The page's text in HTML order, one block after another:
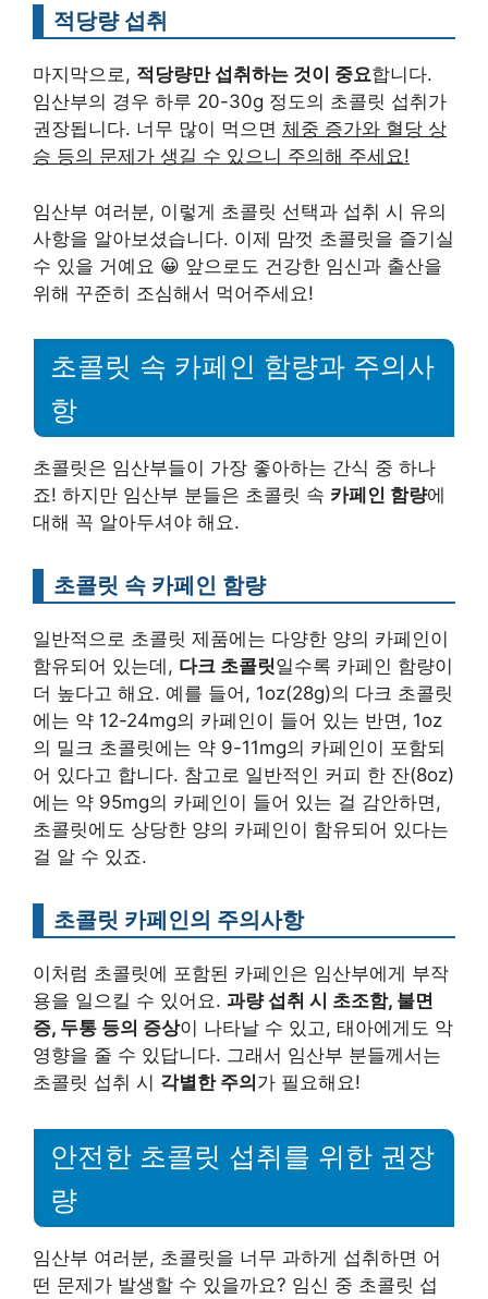
적당량 섭취
마지막으로, 적당량만 섭취하는 것이 중요합니다.
임산부의 경우 하루 20-30g 정도의 초콜릿 섭취가
권장됩니다. 너무 많이 먹으면 체중 증가와 혈당 상
승 등의 문제가 생길 수 있으니 주의해 주세요!
임산부 여러분, 이렇게 초콜릿 선택과 섭취 시 유의
사항을 알아보셨습니다. 이제 맘껏 초콜릿을 즐기실
수 있을 거예요 😀 앞으로도 건강한 임신과 출산을
위해 꾸준히 조심해서 먹어주세요!
초콜릿 속 카페인 함량과 주의사
항
초콜릿은 임산부들이 가장 좋아하는 간식 중 하나
죠! 하지만 임산부 분들은 초콜릿 속 카페인 함량에
대해 꼭 알아두셔야 해요.
초콜릿 속 카페인 함량
일반적으로 초콜릿 제품에는 다양한 양의 카페인이
함유되어 있는데, 다크 초콜릿일수록 카페인 함량이
더 높다고 해요. 예를 들어, 1oz(28g)의 다크 초콜릿
에는 약 12-24mg의 카페인이 들어 있는 반면, 1oz
의 밀크 초콜릿에는 약 9-11mg의 카페인이 포함되
어 있다고 합니다. 참고로 일반적인 커피 한 잔(8oz)
에는 약 95mg의 카페인이 들어 있는 걸 감안하면,
초콜릿에도 상당한 양의 카페인이 함유되어 있다는
걸 알 수 있죠.
초콜릿 카페인의 주의사항
이처럼 초콜릿에 포함된 카페인은 임산부에게 부작
용을 일으킬 수 있어요. 과량 섭취 시 초조함, 불면
증, 두통 등의 증상이 나타날 수 있고, 태아에게도 악
영향을 줄 수 있답니다. 그래서 임산부 분들께서는
초콜릿 섭취 시 각별한 주의 가 필요해요!
안전한 초콜릿 섭취를 위한 권장
량
임산부 여러분, 초콜릿을 너무 과하게 섭취하면 어
떤 문제가 발생할 수 있을까요? 임신 중 초콜릿 섭